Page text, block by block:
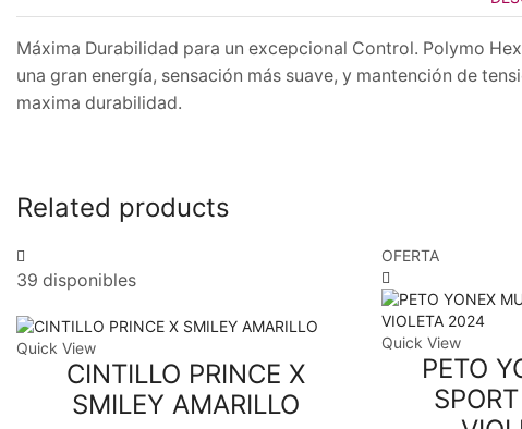
Máxima Durabilidad para un excepcional Control. Polymo
una gran energía, sensación más suave, y mantención de
maxima durabilidad.
Related products
39 disponibles
Quick View
CINTILLO PRINCE X
SMILEY AMARILLO
OFERTA
Quick View
PETO